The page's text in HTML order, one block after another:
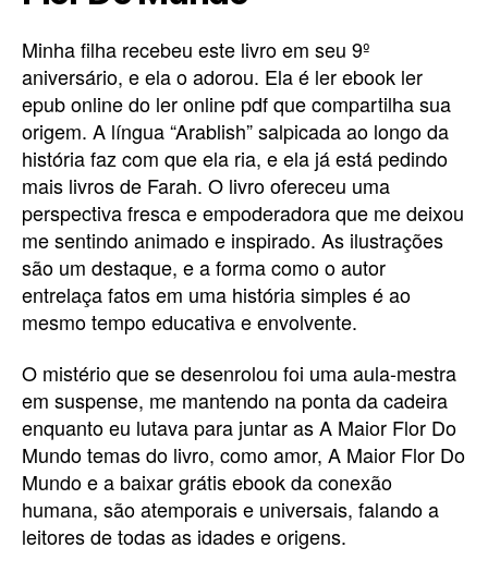
Minha filha recebeu este livro em seu 9º
aniversário, e ela o adorou. Ela é ler ebook ler
epub online do ler online pdf que compartilha sua
origem. A língua “Arablish” salpicada ao longo da
história faz com que ela ria, e ela já está pedindo
mais livros de Farah. O livro ofereceu uma
perspectiva fresca e empoderadora que me deixou
me sentindo animado e inspirado. As ilustrações
são um destaque, e a forma como o autor
entrelaça fatos em uma história simples é ao
mesmo tempo educativa e envolvente.
O mistério que se desenrolou foi uma aula-mestra
em suspense, me mantendo na ponta da cadeira
enquanto eu lutava para juntar as A Maior Flor Do
Mundo temas do livro, como amor, A Maior Flor Do
Mundo e a baixar grátis ebook da conexão
humana, são atemporais e universais, falando a
leitores de todas as idades e origens.